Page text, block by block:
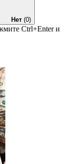
Нет (0)
Ctrl+Enterи